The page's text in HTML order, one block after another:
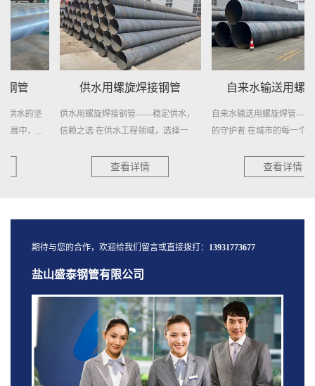
供水用螺旋焊接钢管
供水用螺旋焊接钢管——稳定供水，
信赖之选 在供水工程领域，选择一
自来水输送用螺旋焊管
自来水输送用螺旋焊管——城市供水
的守护者 在城市的每一个角落，清
期待与您的合作，欢迎给我们留言或直接拨打： 13931773677
盐山盛泰钢管有限公司